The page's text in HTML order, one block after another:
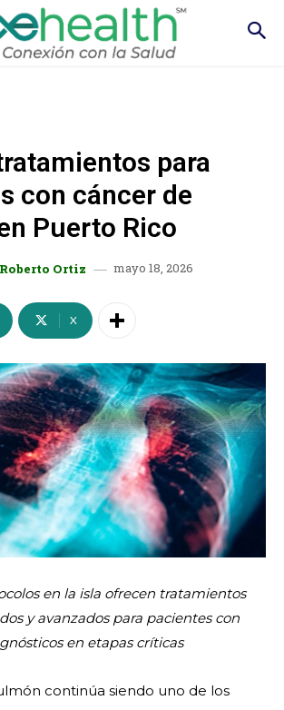
para
con cáncer de
Puerto Rico
Roberto Ortiz mayo 18, 2026
X
en la isla ofrecen tratamientos
y avanzados para pacientes con
en etapas críticas
continúa siendo uno de los